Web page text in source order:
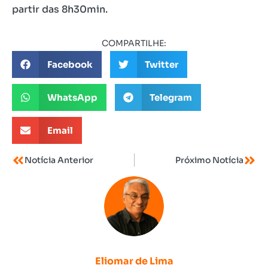
partir das 8h30min.
COMPARTILHE:
Facebook Twitter
WhatsApp Telegram
Email
Notícia Anterior Próximo Notícia
Eliomar de Lima